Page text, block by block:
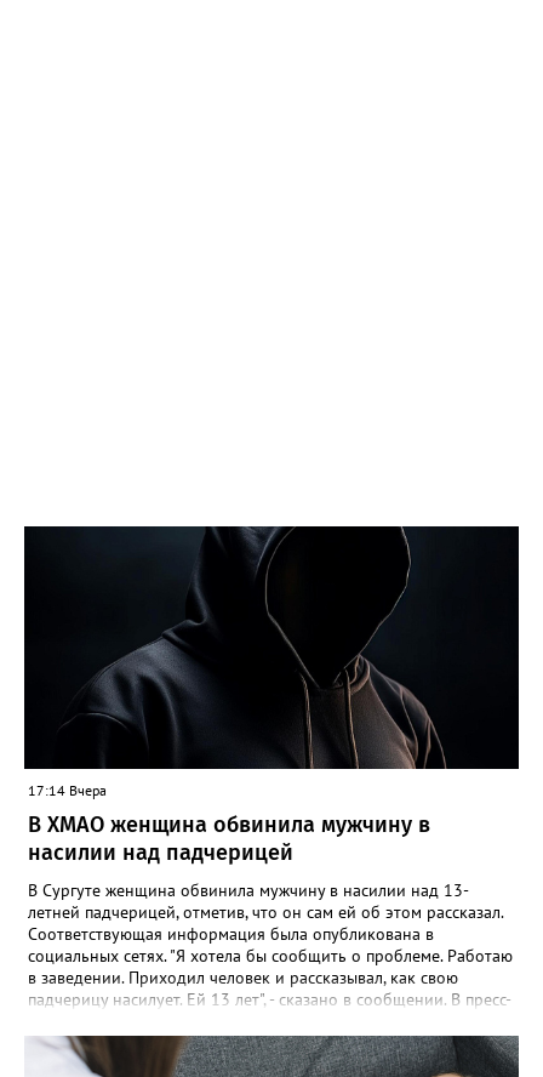
17:14 Вчера
В ХМАО женщина обвинила мужчину в
насилии над падчерицей
В Сургуте женщина обвинила мужчину в насилии над 13-
летней падчерицей, отметив, что он сам ей об этом рассказал.
Соответствующая информация была опубликована в
социальных сетях. "Я хотела бы сообщить о проблеме. Работаю
в заведении. Приходил человек и рассказывал, как свою
падчерицу насилует. Ей 13 лет", - сказано в сообщении. В пресс-
сообщили, что в настоящее время по данному факту
проводится проверка. "Сотрудники полиции устанавливают все